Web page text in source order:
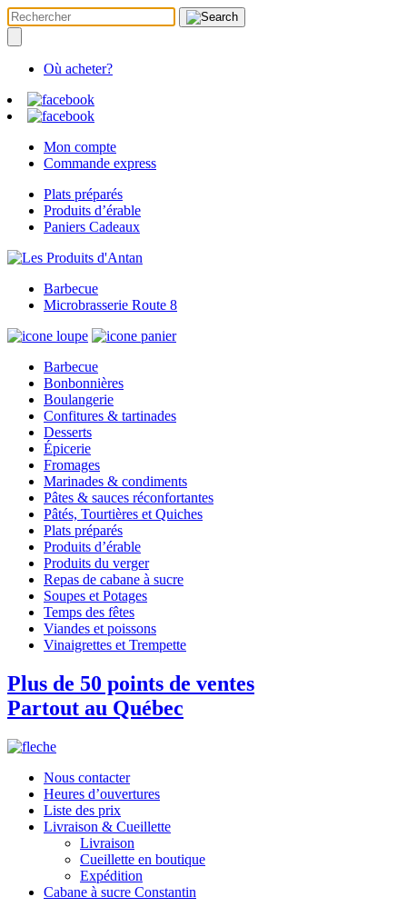
Où acheter?
Mon compte
Commande express
Plats préparés
Produits d’érable
Paniers Cadeaux
Barbecue
Microbrasserie Route 8
Barbecue
Bonbonnières
Boulangerie
Confitures & tartinades
Desserts
Épicerie
Fromages
Marinades & condiments
Pâtes & sauces réconfortantes
Pâtés, Tourtières et Quiches
Plats préparés
Produits d’érable
Produits du verger
Repas de cabane à sucre
Soupes et Potages
Temps des fêtes
Viandes et poissons
Vinaigrettes et Trempette
Plus de 50 points de ventes
Partout au Québec
Nous contacter
Heures d’ouvertures
Liste des prix
Livraison & Cueillette
Livraison
Cueillette en boutique
Expédition
Cabane à sucre Constantin